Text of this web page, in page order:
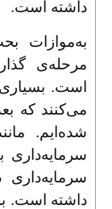
داشته است.
به‌موازات
مرحله‌ی
است. بسیاری
می‌کنند که
شده‌ایم.
داشته است.